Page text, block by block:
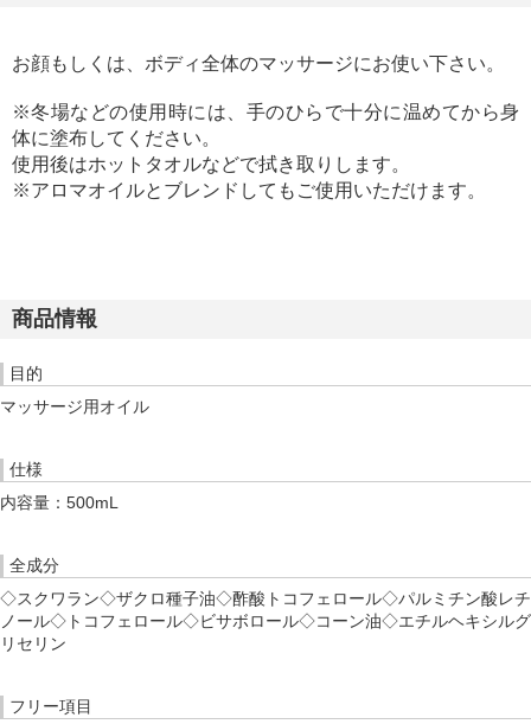
お顔もしくは、ボディ全体のマッサージにお使い下さい。
※冬場などの使用時には、手のひらで十分に温めてから身
体に塗布してください。
使用後はホットタオルなどで拭き取りします。
※アロマオイルとブレンドしてもご使用いただけます。
商品情報
目的
マッサージ用オイル
仕様
内容量：500mL
全成分
◇スクワラン◇ザクロ種子油◇酢酸トコフェロール◇パルミチン酸レチ
ノール◇トコフェロール◇ビサボロール◇コーン油◇エチルヘキシルグ
リセリン
フリー項目